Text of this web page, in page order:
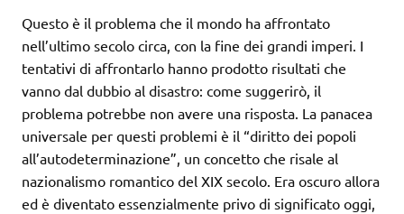
Questo è il problema che il mondo ha affrontato
nell’ultimo secolo circa, con la fine dei grandi imperi. I
tentativi di affrontarlo hanno prodotto risultati che
vanno dal dubbio al disastro: come suggerirò, il
problema potrebbe non avere una risposta. La panacea
universale per questi problemi è il “diritto dei popoli
all’autodeterminazione”, un concetto che risale al
nazionalismo romantico del XIX secolo. Era oscuro allora
ed è diventato essenzialmente privo di significato oggi,